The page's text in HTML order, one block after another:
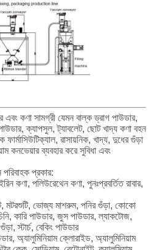
এবং কণা সামগ্রী যেমন বাল্ক ড্রাগ পাউডার,
ক্যাপসুল, ট্যাবলেট, ছোট খাদ্য কণা বহন
রাসায়নিক, খাদ্য, দুধের গুঁড়া
কনভেয়ার ব্যবহার করে সুবিধা এবং
পরিবাহক প্রকার:
কণা, পলিউরেথেন কণা, পুনঃপ্রবর্তিত রাবার,
মটরশুটি, ভোজ্য মাশরুম, পনির গুঁড়া, কোকো
কারি পাউডার, জুস পাউডার, ল্যাকটোজ,
স্টার্চ, বেকিং পাউডার
অ্যালুমিনিয়াম ক্লোরাইড, অ্যালুমিনিয়াম